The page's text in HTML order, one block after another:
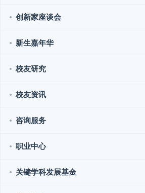
创新家座谈会
新生嘉年华
校友研究
校友资讯
咨询服务
职业中心
关键学科发展基金